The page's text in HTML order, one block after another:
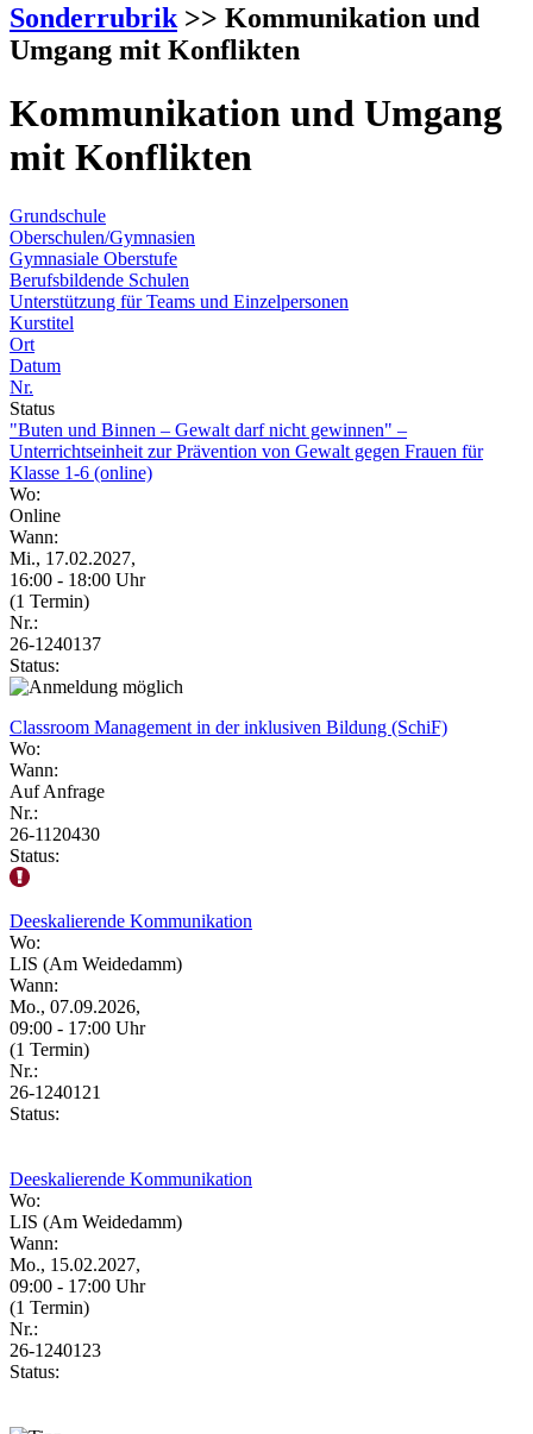
Sonderrubrik >> Kommunikation und
Umgang mit Konflikten
Kommunikation und Umgang
mit Konflikten
Grundschule
Oberschulen/Gymnasien
Gymnasiale Oberstufe
Berufsbildende Schulen
Unterstützung für Teams und Einzelpersonen
Kurstitel
Ort
Datum
Nr.
Status
"Buten und Binnen – Gewalt darf nicht gewinnen" –
Unterrichtseinheit zur Prävention von Gewalt gegen Frauen für
Klasse 1-6 (online)
Wo:
Online
Wann:
Mi., 17.02.2027,
16:00 - 18:00 Uhr
(1 Termin)
Nr.:
26-1240137
Status:
Classroom Management in der inklusiven Bildung (SchiF)
Wo:
Wann:
Auf Anfrage
Nr.:
26-1120430
Status:
Deeskalierende Kommunikation
Wo:
LIS (Am Weidedamm)
Wann:
Mo., 07.09.2026,
09:00 - 17:00 Uhr
(1 Termin)
Nr.:
26-1240121
Status:
Deeskalierende Kommunikation
Wo:
LIS (Am Weidedamm)
Wann:
Mo., 15.02.2027,
09:00 - 17:00 Uhr
(1 Termin)
Nr.:
26-1240123
Status: